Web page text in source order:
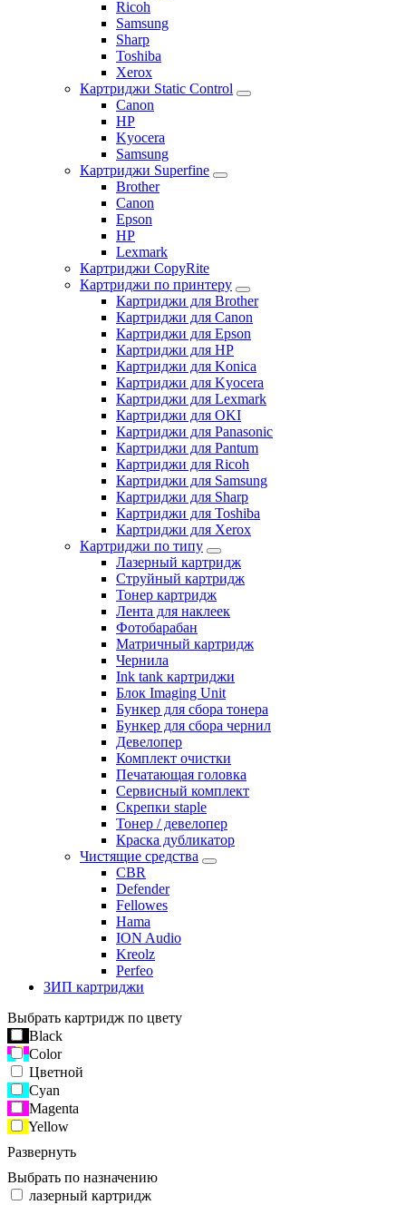
Ricoh
Samsung
Sharp
Toshiba
Xerox
Картриджи Static Control
Canon
HP
Kyocera
Samsung
Картриджи Superfine
Brother
Canon
Epson
HP
Lexmark
Картриджи CopyRite
Картриджи по принтеру
Картриджи для Brother
Картриджи для Canon
Картриджи для Epson
Картриджи для HP
Картриджи для Konica
Картриджи для Kyocera
Картриджи для Lexmark
Картриджи для OKI
Картриджи для Panasonic
Картриджи для Pantum
Картриджи для Ricoh
Картриджи для Samsung
Картриджи для Sharp
Картриджи для Toshiba
Картриджи для Xerox
Картриджи по типу
Лазерный картридж
Струйный картридж
Тонер картридж
Лента для наклеек
Фотобарабан
Матричный картридж
Чернила
Ink tank картриджи
Блок Imaging Unit
Бункер для сбора тонера
Бункер для сбора чернил
Девелопер
Комплект очистки
Печатающая головка
Сервисный комплект
Скрепки staple
Тонер / девелопер
Краска дубликатор
Чистящие средства
CBR
Defender
Fellowes
Hama
ION Audio
Kreolz
Perfeo
ЗИП картриджи
Выбрать картридж по цвету
Black
Color
Цветной
Cyan
Magenta
Yellow
Развернуть
Выбрать по назначению
лазерный картридж